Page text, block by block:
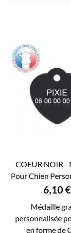
COEUR NOIR -
Pour Chien
RECTOPrix
6,10 €
Médaille
personnalisée
en forme de